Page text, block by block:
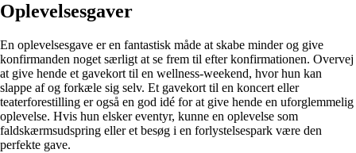
Oplevelsesgaver
En oplevelsesgave er en fantastisk måde at skabe minder og give
konfirmanden noget særligt at se frem til efter konfirmationen. Overvej
at give hende et gavekort til en wellness-weekend, hvor hun kan
slappe af og forkæle sig selv. Et gavekort til en koncert eller
teaterforestilling er også en god idé for at give hende en uforglemmelig
oplevelse. Hvis hun elsker eventyr, kunne en oplevelse som
faldskærmsudspring eller et besøg i en forlystelsespark være den
perfekte gave.